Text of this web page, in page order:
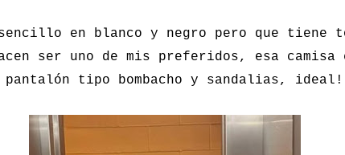
en blanco y negro pero que tiene
ser uno de mis preferidos, esa
pantalón tipo bombacho y sandalias, ideal!